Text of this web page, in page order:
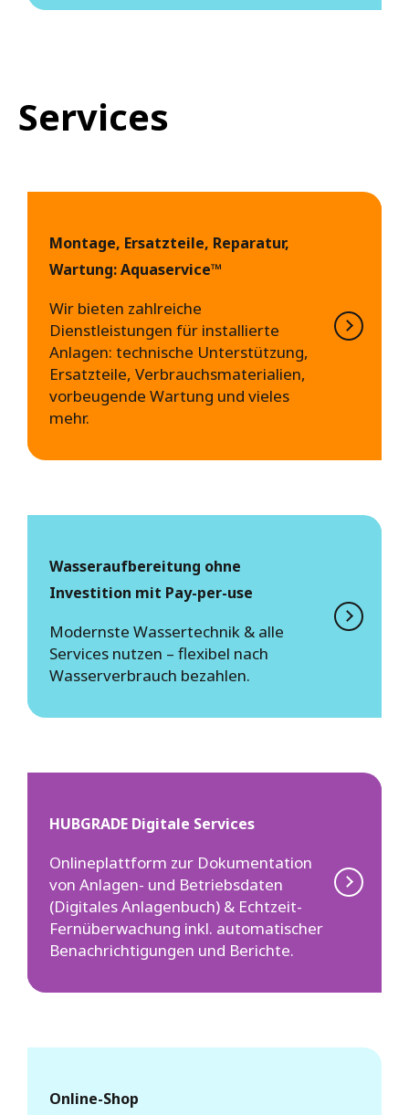
Services
Montage, Ersatzteile, Reparatur,
Wartung: Aquaservice™
Wir bieten zahlreiche
Dienstleistungen für installierte
Anlagen: technische Unterstützung,
Ersatzteile, Verbrauchsmaterialien,
vorbeugende Wartung und vieles
mehr.
Wasseraufbereitung ohne
Investition mit Pay-per-use
Modernste Wassertechnik & alle
Services nutzen – flexibel nach
Wasserverbrauch bezahlen.
HUBGRADE Digitale Services
Onlineplattform zur Dokumentation
von Anlagen- und Betriebsdaten
(Digitales Anlagenbuch) & Echtzeit-
Fernüberwachung inkl. automatischer
Benachrichtigungen und Berichte.
Online-Shop